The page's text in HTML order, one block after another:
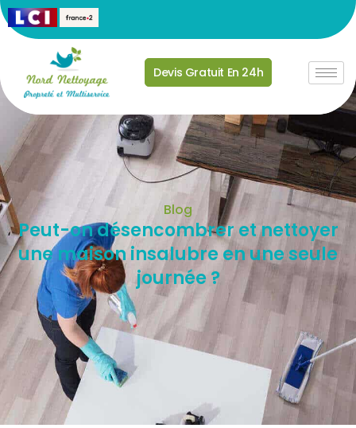
Devis Gratuit En 24h
Blog
Peut-on désencombrer et nettoyer
une maison insalubre en une seule
journée ?